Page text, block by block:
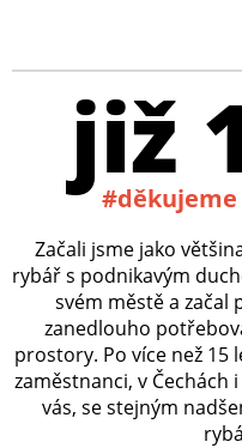
již
#děkujeme
Začali jsme jako
rybář s podnikavým
svém městě a
zanedlouho
prostory. Po více než 15
zaměstnanci, v Čechách
vás, se stejným